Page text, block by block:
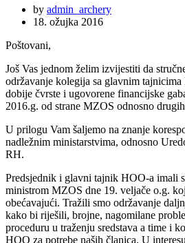
by admin_archery
18. ožujka 2016
Poštovani,
Još Vas jednom želim izvijestiti da
održavanje kolegija sa glavnim
dobije čvrste i ugovorene financijske
2016.g. od strane MZOS odnosno
U prilogu Vam šaljemo na znanje
nadležnim ministarstvima, odnosno
RH.
Predsjednik i glavni tajnik HOO-a imali
ministrom MZOS dne 19. veljače o.g.
obećavajući. Tražili smo održavanje
kako bi riješili, brojne, nagomilane
proceduru u traženju sredstava a time i
HOO za potrebe naših članica. U